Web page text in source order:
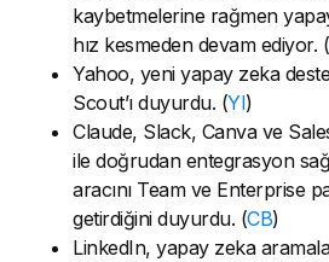
kaybetmelerine rağmen
hız kesmeden devam ediyor. (
Yahoo, yeni yapay zeka
Scout’ı duyurdu. (YI)
Claude, Slack, Canva ve
ile doğrudan entegrasyon
aracını Team ve Enterprise
getirdiğini duyurdu. (CB)
LinkedIn, yapay zeka